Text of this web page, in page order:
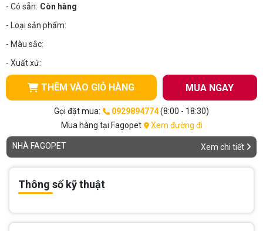
LIÊN HỆ
TỔNG ĐÀI TƯ VẤN
0929894774
- Có sẵn: Còn hàng
- Loại sản phẩm:
- Màu sắc:
- Xuất xứ:
THÊM VÀO GIỎ HÀNG MUA NGAY
Gọi đặt mua: 0929894774(8:00 - 18:30)
Mua hàng tại Fagopet
Xem đường đi
NHÀ FAGOPET Xem chi tiết
Thông số kỹ thuật